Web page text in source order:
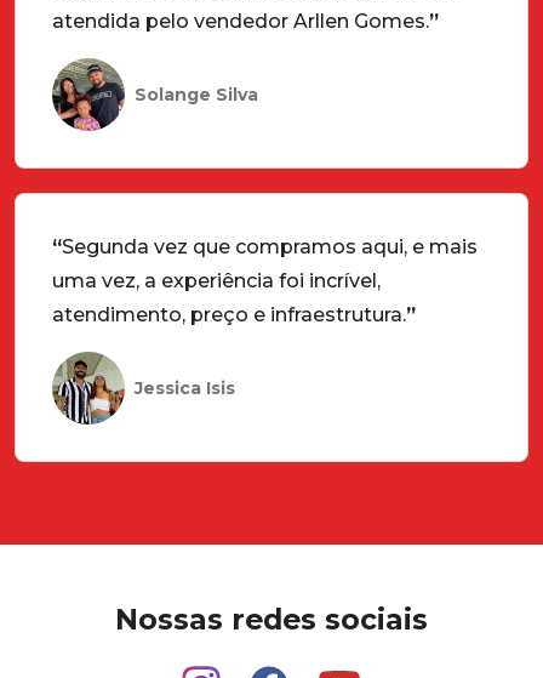
atendida pelo vendedor Arllen Gomes.”
Solange Silva
“Segunda vez que compramos aqui, e mais
uma vez, a experiência foi incrível,
atendimento, preço e infraestrutura.”
Jessica Isis
Nossas redes sociais